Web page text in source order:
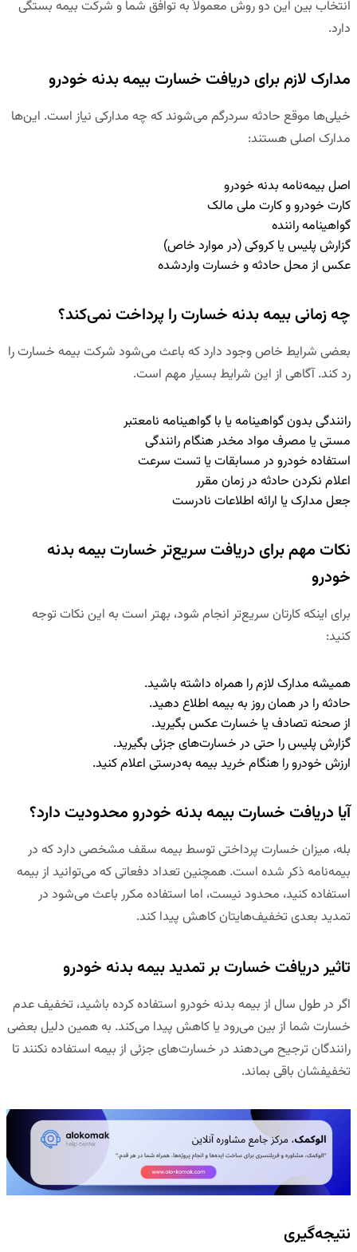
انتخاب بین این دو روش معمولاً به توافق شما و شرکت بیمه بستگی
دارد.
مدارک لازم برای دریافت خسارت بیمه بدنه خودرو
خیلی‌ها موقع حادثه سردرگم می‌شوند که چه مدارکی نیاز است. این‌ها
مدارک اصلی هستند:
اصل بیمه‌نامه بدنه خودرو
کارت خودرو و کارت ملی مالک
گواهینامه راننده
گزارش پلیس یا کروکی (در موارد خاص)
عکس از محل حادثه و خسارت واردشده
چه زمانی بیمه بدنه خسارت را پرداخت نمی‌کند؟
بعضی شرایط خاص وجود دارد که باعث می‌شود شرکت بیمه خسارت را
رد کند. آگاهی از این شرایط بسیار مهم است.
رانندگی بدون گواهینامه یا با گواهینامه نامعتبر
مستی یا مصرف مواد مخدر هنگام رانندگی
استفاده خودرو در مسابقات یا تست سرعت
اعلام نکردن حادثه در زمان مقرر
جعل مدارک یا ارائه اطلاعات نادرست
نکات مهم برای دریافت سریع‌تر خسارت بیمه بدنه
خودرو
برای اینکه کارتان سریع‌تر انجام شود، بهتر است به این نکات توجه
کنید:
همیشه مدارک لازم را همراه داشته باشید.
حادثه را در همان روز به بیمه اطلاع دهید.
از صحنه تصادف یا خسارت عکس بگیرید.
گزارش پلیس را حتی در خسارت‌های جزئی بگیرید.
ارزش خودرو را هنگام خرید بیمه به‌درستی اعلام کنید.
آیا دریافت خسارت بیمه بدنه خودرو محدودیت دارد؟
بله، میزان خسارت پرداختی توسط بیمه سقف مشخصی دارد که در
بیمه‌نامه ذکر شده است. همچنین تعداد دفعاتی که می‌توانید از بیمه
استفاده کنید، محدود نیست، اما استفاده مکرر باعث می‌شود در
تمدید بعدی تخفیف‌هایتان کاهش پیدا کند.
تاثیر دریافت خسارت بر تمدید بیمه بدنه خودرو
اگر در طول سال از بیمه بدنه خودرو استفاده کرده باشید، تخفیف عدم
خسارت شما از بین می‌رود یا کاهش پیدا می‌کند. به همین دلیل بعضی
رانندگان ترجیح می‌دهند در خسارت‌های جزئی از بیمه استفاده نکنند تا
تخفیفشان باقی بماند.
نتیجه‌گیری